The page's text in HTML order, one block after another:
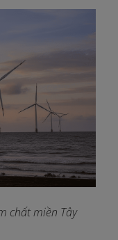
chất miền Tây